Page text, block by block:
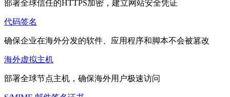
部署全球信任的HTTPS加密，建立网站安全凭证
代码签名
确保企业在海外分发的软件、应用程序和脚本不会被篡改
海外虚拟主机
部署全球节点主机，确保海外用户极速访问